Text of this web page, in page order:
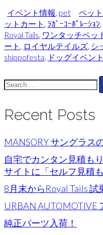
イベント情報, pet ペッ
ットカート , ﾗｶﾞｰｺｰﾎﾟﾚｰｼｮﾝ,
Royal Tails, ワンタッチペッ
ート , ロイヤルテイルズ, シ
shippofesta, ドッグイベント
Search
for:
Recent Posts
MANSORY サングラス
自宅でカンタン見積も
サイトに「セルフ見積
8月末からRoyal Tails 試
URBAN AUTOMOTIVE
純正パーツ入荷！